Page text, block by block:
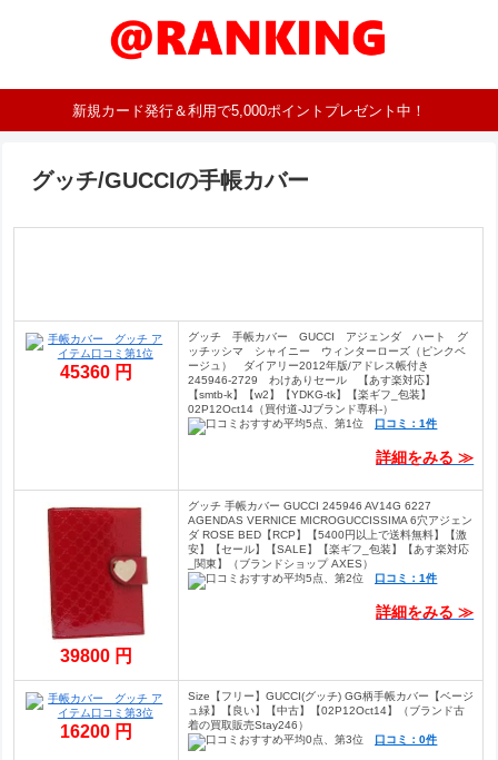
新規カード発行＆利用で5,000ポイントプレゼント中！
グッチ/GUCCIの手帳カバー
45360 円
グッチ 手帳カバー GUCCI アジェンダ ハート グ
ッチッシマ シャイニー ウィンターローズ（ピンクベ
ージュ） ダイアリー2012年版/アドレス帳付き
245946-2729 わけありセール 【あす楽対応】
【smtb-k】【w2】【YDKG-tk】【楽ギフ_包装】
02P12Oct14（買付道-JJブランド専科-）
口コミ：1件
詳細をみる ≫
39800 円
グッチ 手帳カバー GUCCI 245946 AV14G 6227
AGENDAS VERNICE MICROGUCCISSIMA 6穴アジェン
ダ ROSE BED【RCP】【5400円以上で送料無料】【激
安】【セール】【SALE】【楽ギフ_包装】【あす楽対応
_関東】（ブランドショップ AXES）
口コミ：1件
詳細をみる ≫
16200 円
Size【フリー】GUCCI(グッチ) GG柄手帳カバー【ベージ
ュ緑】【良い】【中古】【02P12Oct14】（ブランド古
着の買取販売Stay246）
口コミ：0件